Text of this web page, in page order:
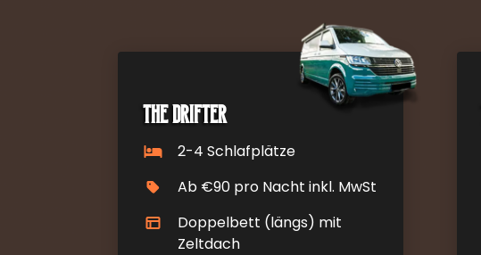
The Drifter
2-4 Schlafplätze
Ab €90 pro Nacht inkl. MwSt
Doppelbett (längs) mit
Zeltdach